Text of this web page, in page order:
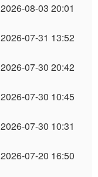
2026-08-03 20:01
2026-07-31 13:52
2026-07-30 20:42
2026-07-30 10:45
2026-07-30 10:31
2026-07-20 16:50